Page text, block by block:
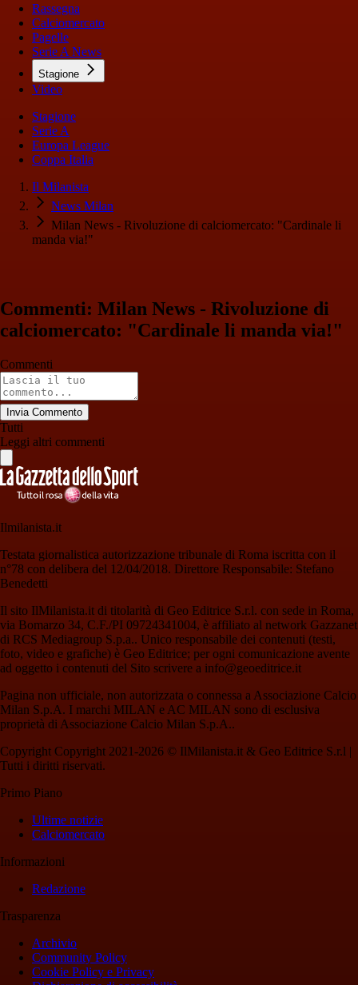
Rassegna
Calciomercato
Pagelle
Serie A News
Stagione
Video
Stagione
Serie A
Europa League
Coppa Italia
Il Milanista
News Milan
Milan News - Rivoluzione di calciomercato: "Cardinale li
manda via!"
Commenti: Milan News - Rivoluzione di
calciomercato: "Cardinale li manda via!"
Commenti
Invia Commento
Tutti
Leggi altri commenti
Ilmilanista.it
Testata giornalistica autorizzazione tribunale di Roma iscritta con il
n°78 con delibera del 12/04/2018. Direttore Responsabile: Stefano
Benedetti
Il sito IlMilanista.it di titolarità di Geo Editrice S.r.l. con sede in Roma,
via Bomarzo 34, C.F./PI 09724341004, è affiliato al network Gazzanet
di RCS Mediagroup S.p.a.. Unico responsabile dei contenuti (testi,
foto, video e grafiche) è Geo Editrice; per ogni comunicazione avente
ad oggetto i contenuti del Sito scrivere a info@geoeditrice.it
Pagina non ufficiale, non autorizzata o connessa a Associazione Calcio
Milan S.p.A. I marchi MILAN e AC MILAN sono di esclusiva
proprietà di Associazione Calcio Milan S.p.A..
Copyright Copyright 2021-2026 © IlMilanista.it & Geo Editrice S.r.l |
Tutti i diritti riservati.
Primo Piano
Ultime notizie
Calciomercato
Informazioni
Redazione
Trasparenza
Archivio
Community Policy
Cookie Policy e Privacy